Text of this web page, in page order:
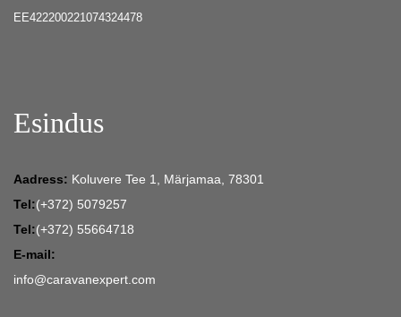
EE422200221074324478
Esindus
Aadress: Koluvere Tee 1, Märjamaa, 78301
Tel:(+372) 5079257
Tel:(+372) 55664718
E-mail:
info@caravanexpert.com